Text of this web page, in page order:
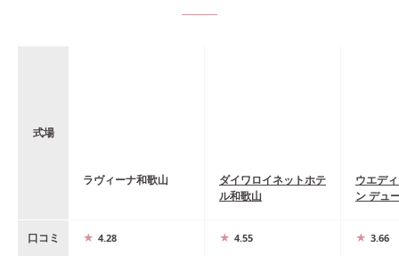
式場
ラヴィーナ和歌山
ダイワロイネットホテ
ル和歌山
ウエデ
ン デュ
口コミ 4.28 4.55 3.66